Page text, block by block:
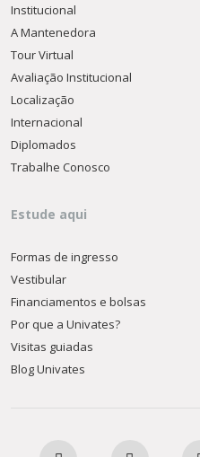
Institucional
A Mantenedora
Tour Virtual
Avaliação Institucional
Localização
Internacional
Diplomados
Trabalhe Conosco
Estude aqui
Formas de ingresso
Vestibular
Financiamentos e bolsas
Por que a Univates?
Visitas guiadas
Blog Univates